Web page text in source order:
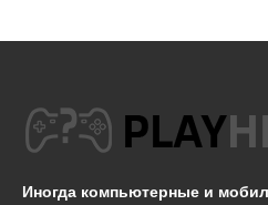
Иногда компьютерные и